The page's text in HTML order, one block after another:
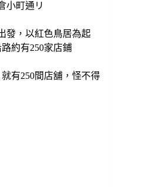
小町通リ
發，以紅色鳥居為起
約有250家店鋪
有250間店舖，怪不得